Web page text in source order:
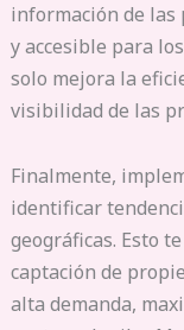
información de las
y accesible para
solo mejora la
visibilidad de las
Finalmente,
identificar
geográficas. Esto
captación de
alta demanda,